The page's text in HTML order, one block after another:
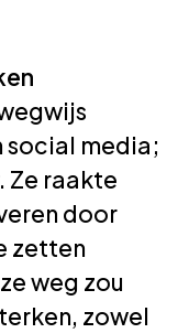
social media;
Ze raakte
door
zetten
weg zou
zowel